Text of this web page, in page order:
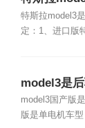
特斯拉model3
定：1、进口版
model3是
model3国产版
版是单电机车